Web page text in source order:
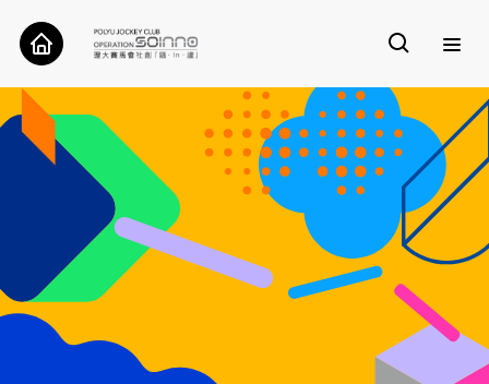
關於我們
案例
工具
研究
聯絡我們